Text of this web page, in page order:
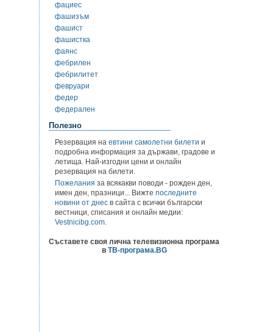
фациес
фашизъм
фашист
фашистка
фаянс
фебрилен
фебрилитет
февруари
федер
федерален
Полезно
Резервация на евтини самолетни билети и
подробна информация за държави, градове и
летища. Най-изгодни цени и онлайн
резервация на билети.
Пожелания за всякакви поводи - рожден ден,
имен ден, празници... Вижте последните
новини от днес в сайта с всички български
вестници, списания и онлайн медии:
Vestnicibg.com.
Съставете своя лична телевизионна програма
в ТВ-програма.BG